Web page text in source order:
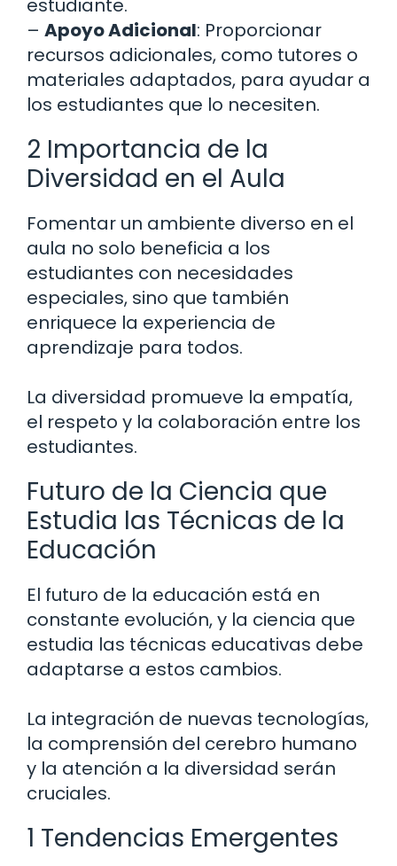
estudiante.
– Apoyo Adicional: Proporcionar
recursos adicionales, como tutores o
materiales adaptados, para ayudar a
los estudiantes que lo necesiten.
2 Importancia de la
Diversidad en el Aula
Fomentar un ambiente diverso en el
aula no solo beneficia a los
estudiantes con necesidades
especiales, sino que también
enriquece la experiencia de
aprendizaje para todos.
La diversidad promueve la empatía,
el respeto y la colaboración entre los
estudiantes.
Futuro de la Ciencia que
Estudia las Técnicas de la
Educación
El futuro de la educación está en
constante evolución, y la ciencia que
estudia las técnicas educativas debe
adaptarse a estos cambios.
La integración de nuevas tecnologías,
la comprensión del cerebro humano
y la atención a la diversidad serán
cruciales.
1 Tendencias Emergentes